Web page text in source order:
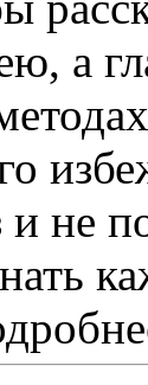
а
и не